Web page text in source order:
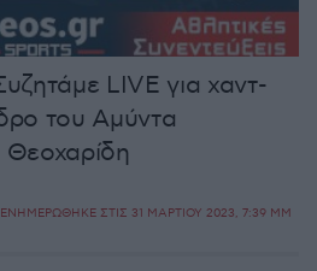
LIVE για χαντ-
του Αμύντα
Θεοχαρίδη
ΣΤΙΣ 31 ΜΑΡΤΊΟΥ 2023, 7:39 ΜΜ